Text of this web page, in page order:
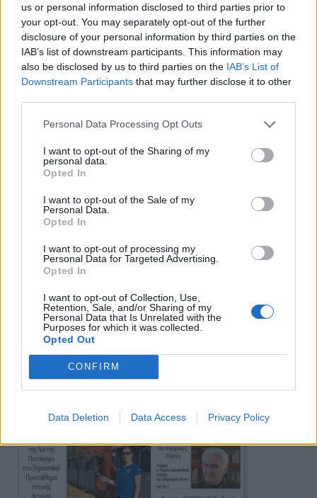
us or personal information disclosed to third parties prior to
your opt-out. You may separately opt-out of the further
disclosure of your personal information by third parties on the
IAB’s list of downstream participants. This information may
also be disclosed by us to third parties on the IAB’s List of
Downstream Participants that may further disclose it to other
Personal Data Processing Opt Outs
I want to opt-out of the Sharing of my
personal data.
Opted In
I want to opt-out of the Sale of my
Personal Data.
Opted In
I want to opt-out of processing my
Personal Data for Targeted Advertising.
Opted In
I want to opt-out of Collection, Use,
Retention, Sale, and/or Sharing of my
Personal Data that Is Unrelated with the
Purposes for which it was collected.
Opted Out
CONFIRM
Data Deletion Data Access Privacy Policy
Πρωινή